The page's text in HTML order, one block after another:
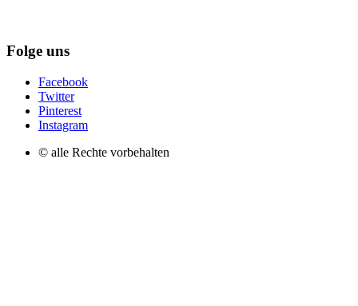
Folge uns
Facebook
Twitter
Pinterest
Instagram
© alle Rechte vorbehalten